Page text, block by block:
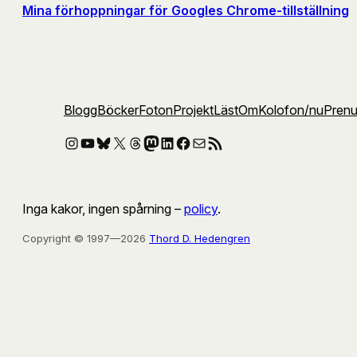
Mina förhoppningar för Googles Chrome-tillställning
BloggBöckerFotonProjektLästOmKolofon/nu
Instagram
YouTube
Bluesky
X Threads
Mastodon
LinkedIn
Facebook
E-postRSS-flöde
Inga kakor, ingen spårning – policy.
Copyright © 1997—2026 Thord D. Hedengren